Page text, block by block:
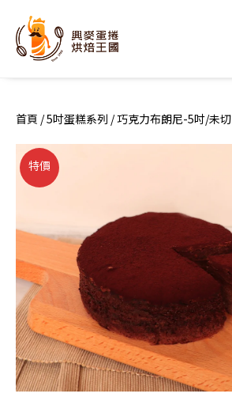
content
首頁 /5吋蛋糕系列 / 巧克力布朗尼-5吋/未切
特價